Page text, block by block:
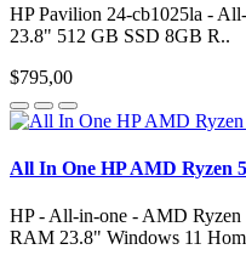
HP Pavilion 24-cb1025la -
23.8" 512 GB SSD 8GB R..
$795,00
All In One HP AMD Ryzen
HP - All-in-one - AMD
RAM 23.8" Windows 11